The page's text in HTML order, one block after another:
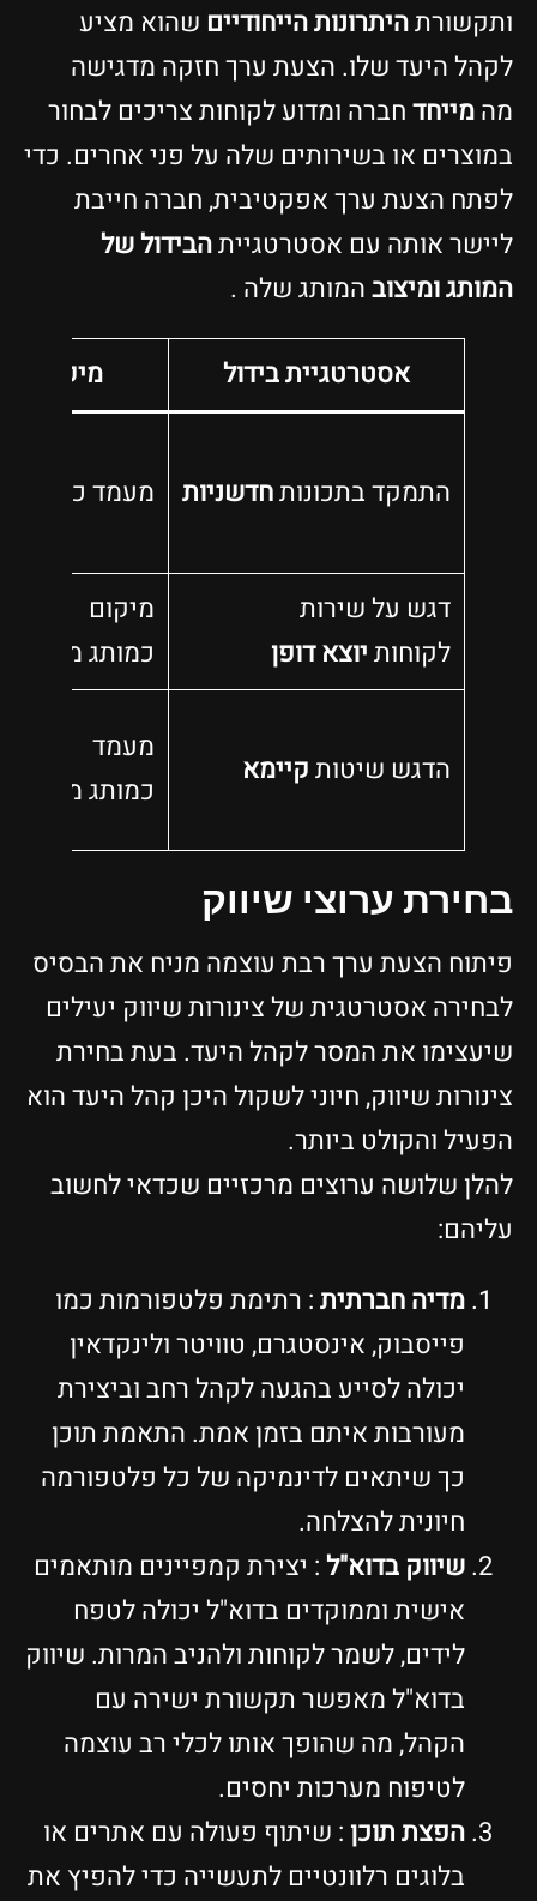
ותקשורתהיתרונות הייחודיים שהוא מציע
לקהל היעד שלו. הצעת ערך חזקה מדגישה
מהמייחדחברה ומדוע לקוחות צריכים לבחור
במוצרים או בשירותים שלה על פני אחרים. כדי
לפתח הצעת ערך אפקטיבית, חברה חייבת
ליישר אותה עם אסטרטגייתהבידול של
המותגומיצובהמותג שלה .
אסטרטגיית בידול מיקום
התמקד בתכונותחדשניות מעמד כמותג
דגש על שירות
לקוחותיוצא דופן
מיקום
כמותג ממוקד
הדגש שיטותקיימא
מעמד
כמותג מודע
בחירת ערוצי שיווק
פיתוח הצעת ערך רבת עוצמה מניח את הבסיס
לבחירה אסטרטגית של צינורות שיווק יעילים
שיעצימו את המסר לקהל היעד. בעת בחירת
צינורות שיווק, חיוני לשקול היכן קהל היעד הוא
הפעיל והקולט ביותר.
להלן שלושה ערוצים מרכזיים שכדאי לחשוב
עליהם:
מדיה חברתית: רתימת פלטפורמות כמו
פייסבוק, אינסטגרם, טוויטר ולינקדאין
יכולה לסייע בהגעה לקהל רחב וביצירת
מעורבות איתם בזמן אמת. התאמת תוכן
כך שיתאים לדינמיקה של כל פלטפורמה
חיונית להצלחה.
שיווק בדוא"ל: יצירת קמפיינים מותאמים
אישית וממוקדים בדוא"ל יכולה לטפח
לידים, לשמר לקוחות ולהניב המרות. שיווק
בדוא"ל מאפשר תקשורת ישירה עם
הקהל, מה שהופך אותו לכלי רב עוצמה
לטיפוח מערכות יחסים.
הפצת תוכן : שיתוף פעולה עם אתרים או
בלוגים רלוונטיים לתעשייה כדי להפיץ את